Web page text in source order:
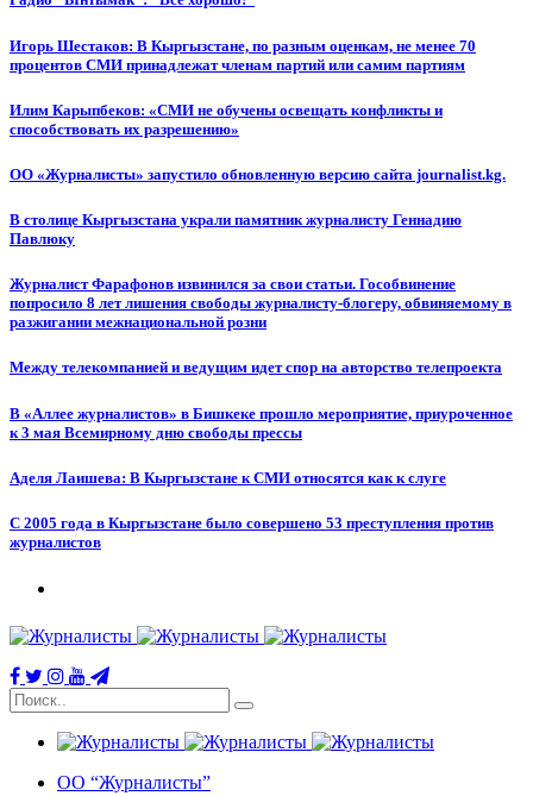
Игорь Шестаков: В Кыргызстане, по разным оценкам, не менее 70
процентов СМИ принадлежат членам партий или самим партиям
Илим Карыпбеков: «СМИ не обучены освещать конфликты и
способствовать их разрешению»
ОО «Журналисты» запустило обновленную версию сайта journalist.kg.
В столице Кыргызстана украли памятник журналисту Геннадию
Павлюку
Журналист Фарафонов извинился за свои статьи. Гособвинение
попросило 8 лет лишения свободы журналисту-блогеру, обвиняемому в
разжигании межнациональной розни
Между телекомпанией и ведущим идет спор на авторство телепроекта
В «Аллее журналистов» в Бишкеке прошло мероприятие, приуроченное
к 3 мая Всемирному дню свободы прессы
Аделя Лаишева: В Кыргызстане к СМИ относятся как к слуге
С 2005 года в Кыргызстане было совершено 53 преступления против
журналистов
ОО “Журналисты”